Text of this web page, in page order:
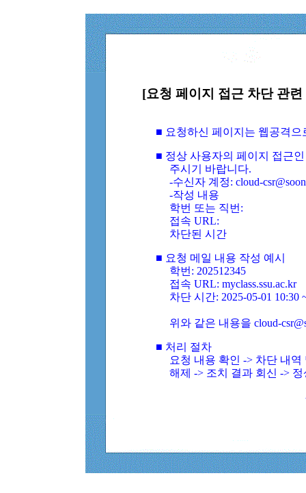
[요청 페이지 접근 차단 관
■ 요청하신 페이지는 웹공격
■ 정상 사용자의 페이지 접근
주시기 바랍니다.
-수신자 계정: cloud-
-작성 내용
학번 또는 직번:
접속 URL:
차단된 시간
■ 요청 메일 내용 작성 예시
학번: 202512345
접속 URL: myclass.ssu.ac.kr
차단 시간: 2025-05-01 10:30
위와 같은 내용을 cloud-
■ 처리 절차
요청 내용 확인 -> 차단 내
해제 -> 조치 결과 회신 ->